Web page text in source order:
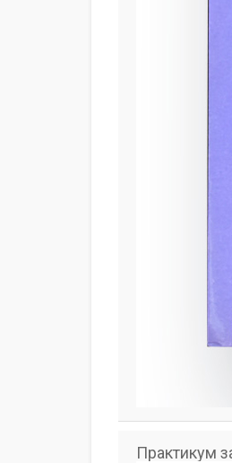
Практикум